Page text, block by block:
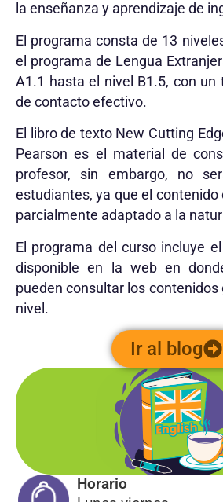
Horario
la enseñanza y aprendizaje de
El programa consta de 13
el programa de Lengua
A1.1 hasta el nivel B1.5, con un
de contacto efectivo.
El libro de texto New Cutting
Pearson es el material de
profesor, sin embargo, no
estudiantes, ya que el contenido
parcialmente adaptado a la
El programa del curso incluye
disponible en la web en
pueden consultar los contenidos
nivel.
Ir al blog